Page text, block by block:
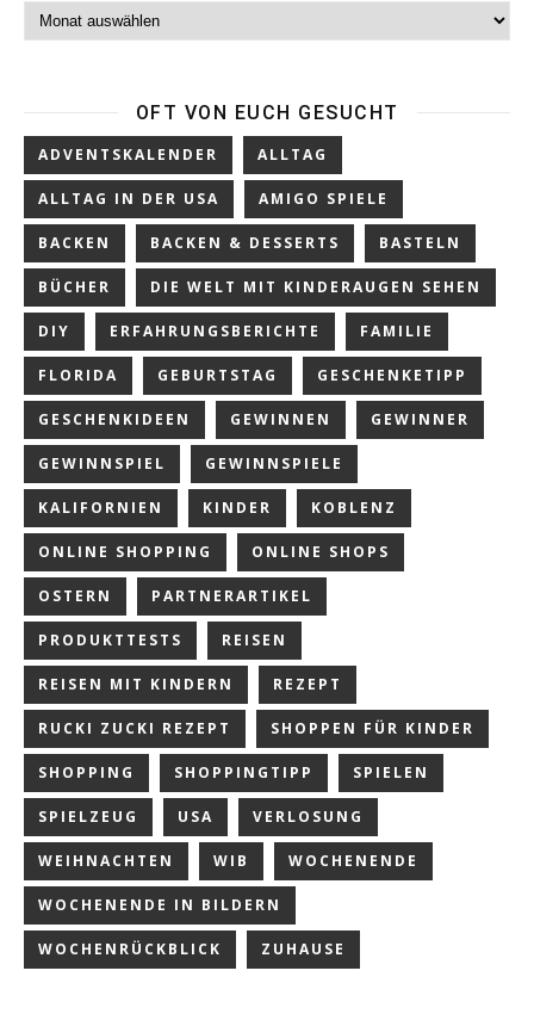
Archiv
OFT VON EUCH GESUCHT
ADVENTSKALENDER ALLTAG
ALLTAG IN DER USA AMIGO SPIELE
BACKEN BACKEN & DESSERTS BASTELN
BÜCHER DIE WELT MIT KINDERAUGEN SEHEN
DIY ERFAHRUNGSBERICHTE FAMILIE
FLORIDA GEBURTSTAG GESCHENKETIPP
GESCHENKIDEEN GEWINNEN GEWINNER
GEWINNSPIEL GEWINNSPIELE
KALIFORNIEN KINDER KOBLENZ
ONLINE SHOPPING ONLINE SHOPS
OSTERN PARTNERARTIKEL
PRODUKTTESTS REISEN
REISEN MIT KINDERN REZEPT
RUCKI ZUCKI REZEPT SHOPPEN FÜR KINDER
SHOPPING SHOPPINGTIPP SPIELEN
SPIELZEUG USA VERLOSUNG
WEIHNACHTEN WIB WOCHENENDE
WOCHENENDE IN BILDERN
WOCHENRÜCKBLICK ZUHAUSE